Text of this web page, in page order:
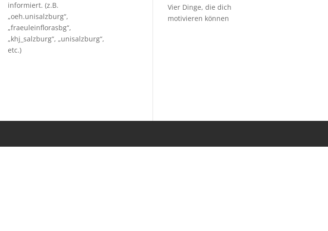
informiert. (z.B.
„oeh.unisalzburg“,
„fraeuleinflorasbg“,
„khj_salzburg“, „unisalzburg“,
etc.)
Vier Dinge, die dich
motivieren können